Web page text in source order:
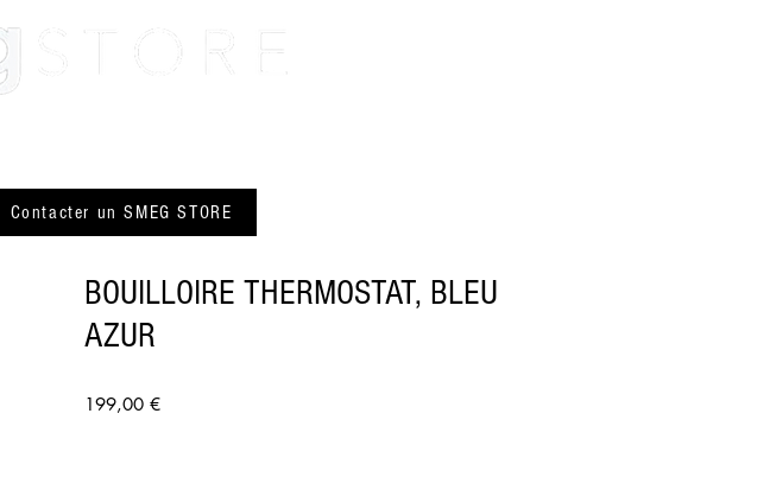
BOUILLOIRE THERMOSTAT, BLEU
AZUR
199,00 €Prix
Contacter un SMEG STORE